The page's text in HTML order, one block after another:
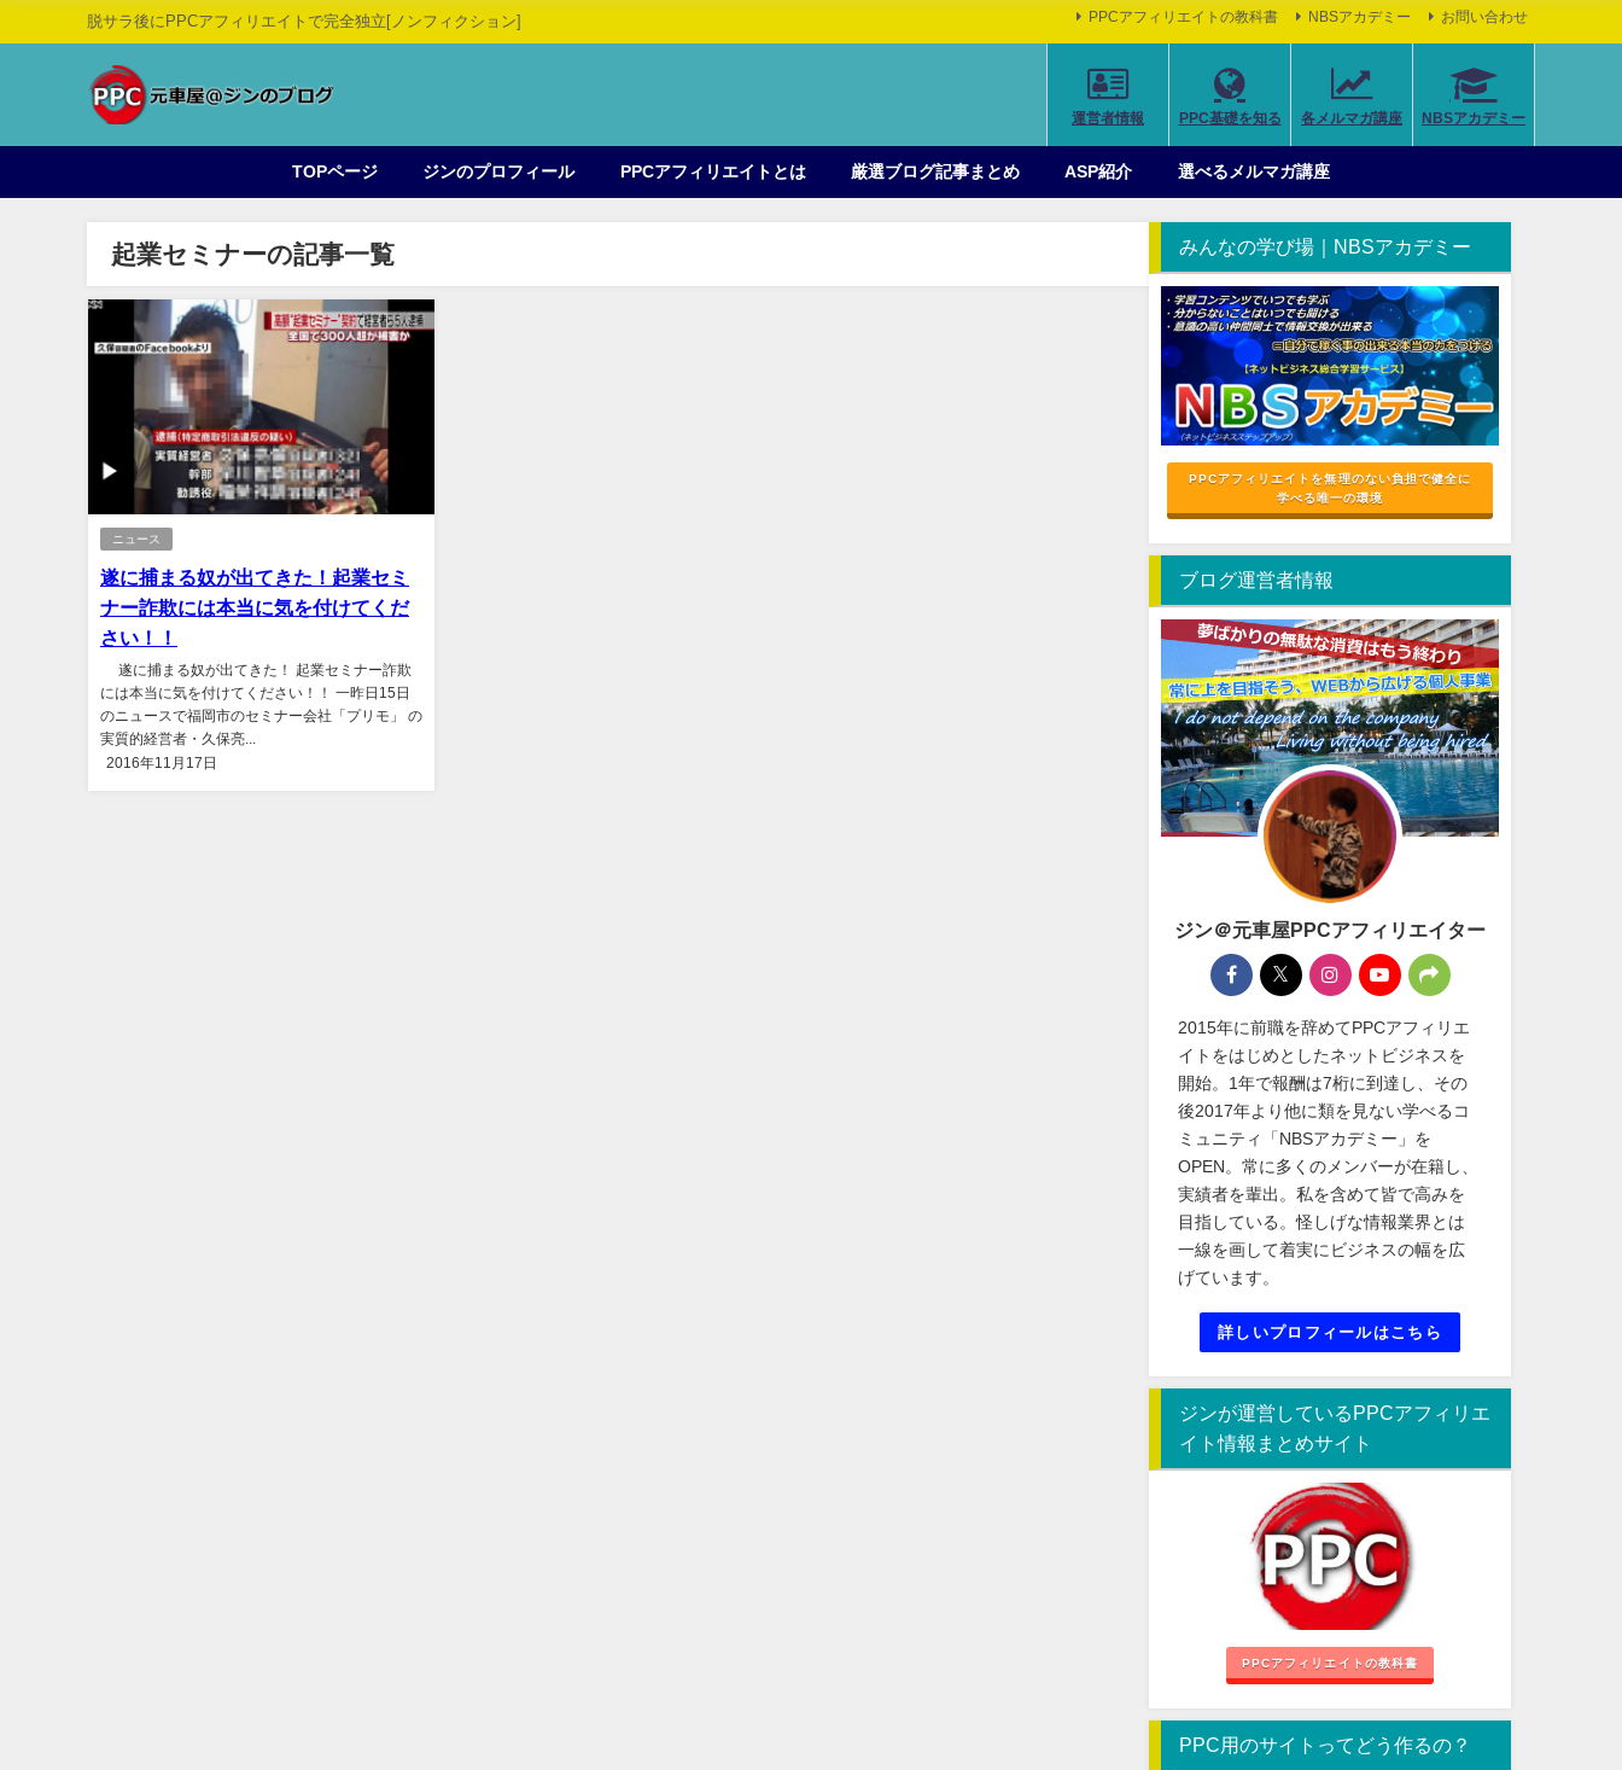
脱サラ後にPPCアフィリエイトで完全独立[ノンフィクション] PPCアフィリエイトの教科書 NBSアカデミー お問い合わせ
運営者情報 PPC基礎を知る 各メルマガ講座 NBSアカデミー
TOPページ ジンのプロフィール PPCアフィリエイトとは 厳選ブログ記事まとめ ASP紹介 選べるメルマガ講座
起業セミナーの記事一覧
ニュース
遂に捕まる奴が出てきた！起業セミ
ナー詐欺には本当に気を付けてくだ
さい！！
遂に捕まる奴が出てきた！ 起業セミナー詐欺
には本当に気を付けてください！！ 一昨日15日
のニュースで福岡市のセミナー会社「プリモ」 の
実質的経営者・久保亮...
2016年11月17日
みんなの学び場｜NBSアカデミー
PPCアフィリエイトを無理のない負担で健全に
学べる唯一の環境
ブログ運営者情報
ジン＠元車屋PPCアフィリエイター
2015年に前職を辞めてPPCアフィリエ
イトをはじめとしたネットビジネスを
開始。1年で報酬は7桁に到達し、その
後2017年より他に類を見ない学べるコ
ミュニティ「NBSアカデミー」を
OPEN。常に多くのメンバーが在籍し、
実績者を輩出。私を含めて皆で高みを
目指している。怪しげな情報業界とは
一線を画して着実にビジネスの幅を広
げています。
詳しいプロフィールはこちら
ジンが運営しているPPCアフィリエ
イト情報まとめサイト
PPCアフィリエイトの教科書
PPC用のサイトってどう作るの？